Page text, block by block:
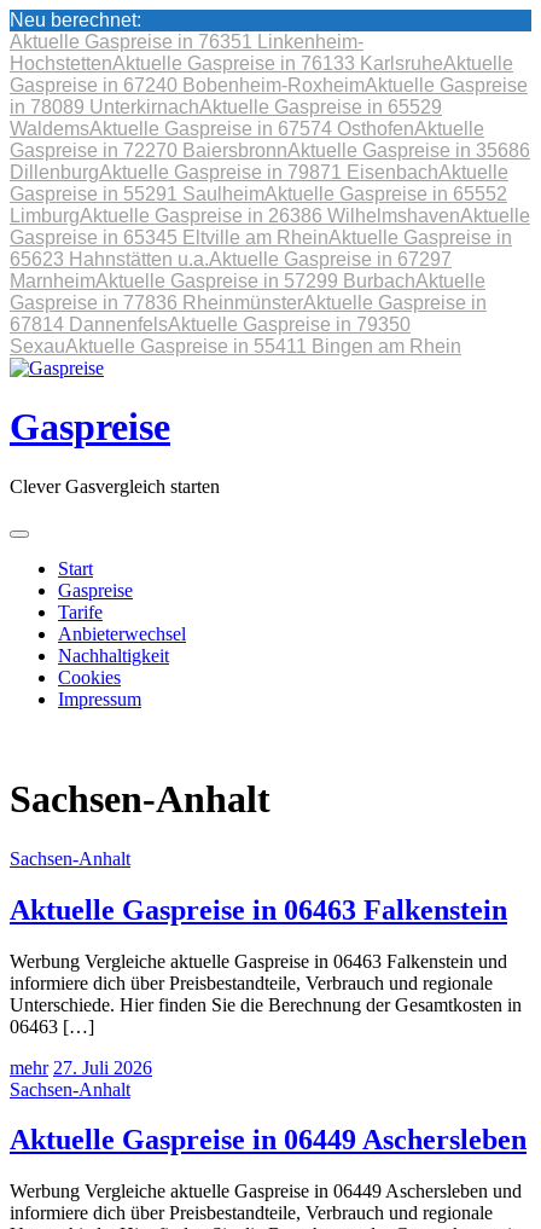
Neu berechnet:
Aktuelle Gaspreise in 76351 Linkenheim-
HochstettenAktuelle Gaspreise in 76133 KarlsruheAktuelle
Gaspreise in 67240 Bobenheim-RoxheimAktuelle Gaspreise
in 78089 UnterkirnachAktuelle Gaspreise in 65529
WaldemsAktuelle Gaspreise in 67574 OsthofenAktuelle
Gaspreise in 72270 BaiersbronnAktuelle Gaspreise in 35686
DillenburgAktuelle Gaspreise in 79871 EisenbachAktuelle
Gaspreise in 55291 SaulheimAktuelle Gaspreise in 65552
LimburgAktuelle Gaspreise in 26386 WilhelmshavenAktuelle
Gaspreise in 65345 Eltville am RheinAktuelle Gaspreise in
65623 Hahnstätten u.a.Aktuelle Gaspreise in 67297
MarnheimAktuelle Gaspreise in 57299 BurbachAktuelle
Gaspreise in 77836 RheinmünsterAktuelle Gaspreise in
67814 DannenfelsAktuelle Gaspreise in 79350
SexauAktuelle Gaspreise in 55411 Bingen am Rhein
Skip
content
Gaspreise
Clever Gasvergleich starten
Start
Gaspreise
Tarife
Anbieterwechsel
Nachhaltigkeit
Cookies
Impressum
Sachsen-Anhalt
Sachsen-Anhalt
Aktuelle Gaspreise in 06463 Falkenstein
Werbung Vergleiche aktuelle Gaspreise in 06463 Falkenstein und
informiere dich über Preisbestandteile, Verbrauch und regionale
Unterschiede. Hier finden Sie die Berechnung der Gesamtkosten in
06463 […]
mehr 27. Juli 2026
Sachsen-Anhalt
Aktuelle Gaspreise in 06449 Aschersleben
Werbung Vergleiche aktuelle Gaspreise in 06449 Aschersleben und
informiere dich über Preisbestandteile, Verbrauch und regionale